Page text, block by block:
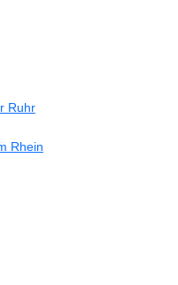
Ruhr
Rhein